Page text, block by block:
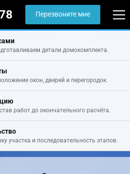
Перезвоните мне
детали домокомплекта.
окон, дверей и перегородок.
работ до окончательного расчёта.
участка и последовательность этапов.